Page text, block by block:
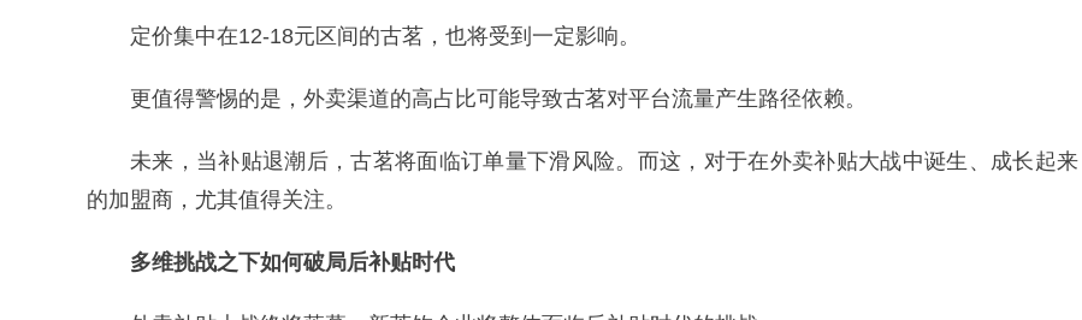
定价集中在12-18元区间的古茗，也将受到一定影响。
更值得警惕的是，外卖渠道的高占比可能导致古茗对平台流量产生路径依赖。
未来，当补贴退潮后，古茗将面临订单量下滑风险。而这，对于在外卖补贴大战中诞生、成长起来
的加盟商，尤其值得关注。
多维挑战之下如何破局后补贴时代